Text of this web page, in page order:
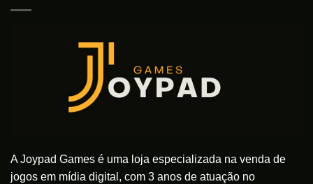
A Joypad Games é uma loja especializada na venda de
jogos em mídia digital, com 3 anos de atuação no